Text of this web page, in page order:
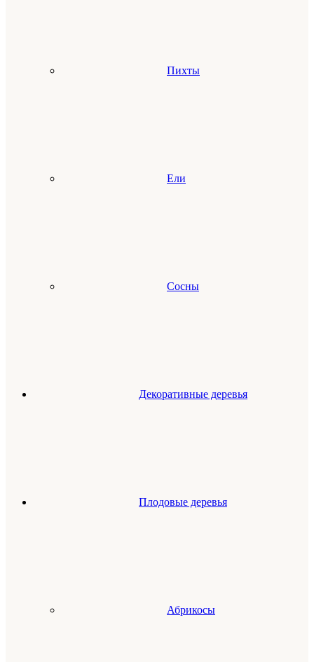
Пихты
Ели
Сосны
Декоративные деревья
Плодовые деревья
Абрикосы